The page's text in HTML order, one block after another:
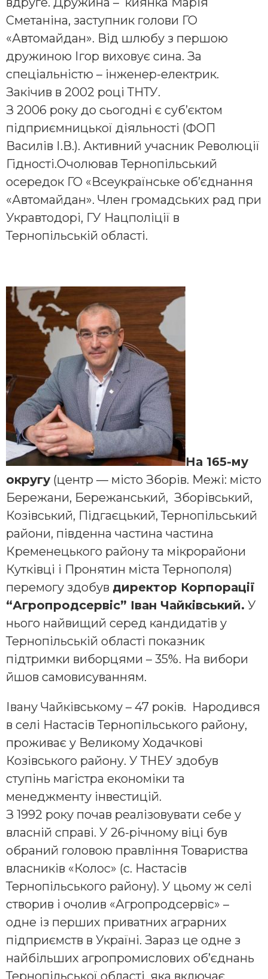
Сметаніна, заступник голови ГО
«Автомайдан». Від шлюбу з першою
дружиною Ігор виховує сина. За
спеціальністю – інженер-електрик.
Закічив в 2002 році ТНТУ.
З 2006 року до сьогодні є суб’єктом
підприємницької діяльності (ФОП
Василів І.В.). Активний учасник Революції
Гідності.Очолював Тернопільський
осередок ГО «Всеукраїнське об’єднання
«Автомайдан». Член громадських рад при
Укравтодорі, ГУ Нацполіції в
Тернопільській області.
На 165-му
округу (центр — місто Зборів. Межі: місто
Бережани, Бережанський, Зборівський,
Козівський, Підгаєцький, Тернопільський
райони, південна частина частина
Кременецького району та мікрорайони
Кутківці і Пронятин міста Тернополя)
перемогу здобув директор Корпорації
“Агропродсервіс” Іван Чайківський. У
нього найвищий серед кандидатів у
Тернопільській області показник
підтримки виборцями – 35%. На вибори
йшов самовисуванням.
Івану Чайківському – 47 років. Народився
в селі Настасів Тернопільського району,
проживає у Великому Ходачкові
Козівського району. У ТНЕУ здобув
ступінь магістра економіки та
менеджменту інвестицій.
З 1992 року почав реалізовувати себе у
власній справі. У 26-річному віці був
обраний головою правління Товариства
власників «Колос» (с. Настасів
Тернопільського району). У цьому ж селі
створив і очолив «Агропродсервіс» –
одне із перших приватних аграрних
підприємств в Україні. Зараз це одне з
найбільших агропромислових об’єднань
Тернопільської області, яка включає